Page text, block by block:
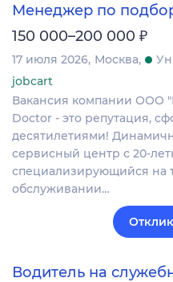
Менеджер по
150 000–200 000 ₽
17 июля 2026 Москва
jobcart
Вакансия компании ООО
Doctor - это репутация,
десятилетиями!
сервисный центр с 20-
специализирующийся на
обслуживании…
Водитель на